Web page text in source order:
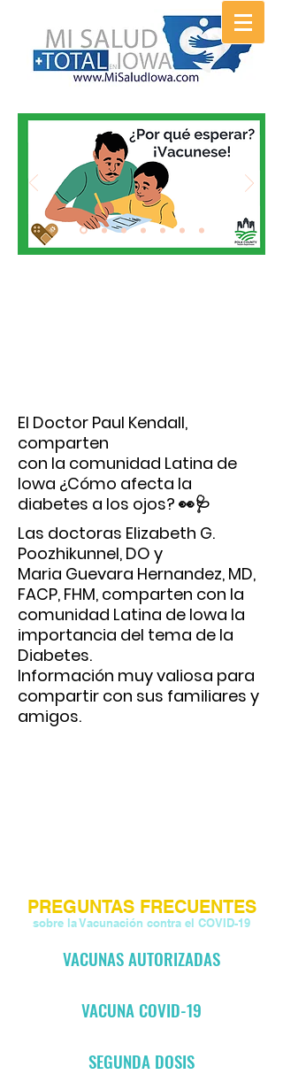
El Doctor Paul Kendall,
comparten
con la comunidad Latina de
Iowa ¿Cómo afecta la
diabetes a los ojos? 👀🩺
Las doctoras Elizabeth G.
Poozhikunnel, DO y
Maria Guevara Hernandez, MD,
FACP, FHM, comparten con la
comunidad Latina de Iowa la
importancia del tema de la
Diabetes.
Información muy valiosa para
compartir con sus familiares y
amigos.
PREGUNTAS FRECUENTES
sobre la Vacunación contra el COVID-19
VACUNAS AUTORIZADAS
VACUNA COVID-19
SEGUNDA DOSIS